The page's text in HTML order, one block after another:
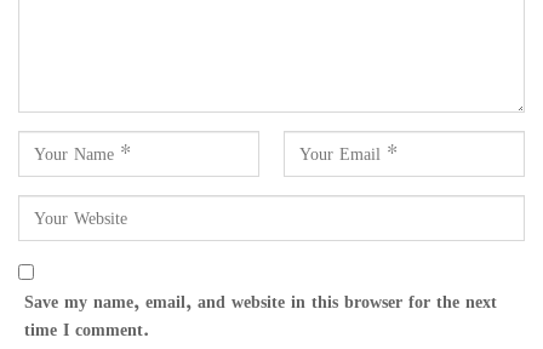
Save my name, email, and website in this browser for the next
time I comment.